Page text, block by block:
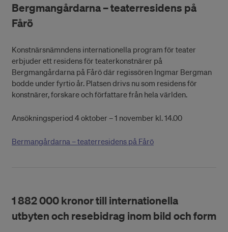
Bergmangårdarna – teaterresidens på
Fårö
Konstnärsnämndens internationella program för teater
erbjuder ett residens för teaterkonstnärer på
Bergmangårdarna på Fårö där regissören Ingmar Bergman
bodde under fyrtio år. Platsen drivs nu som residens för
konstnärer, forskare och författare från hela världen.
Ansökningsperiod 4 oktober – 1 november kl. 14.00
Bermangårdarna – teaterresidens på Fårö
1 882 000 kronor till internationella
utbyten och resebidrag inom bild och form